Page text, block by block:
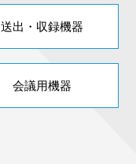
送出・収録機器
会議用機器